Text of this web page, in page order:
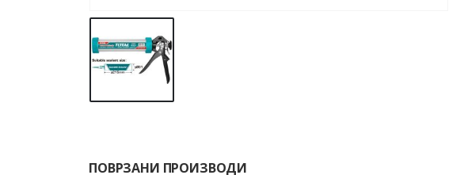
ПОВРЗАНИ ПРОИЗВОДИ